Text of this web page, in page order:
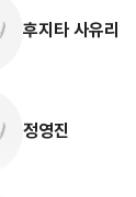
후지타 사유리
정영진